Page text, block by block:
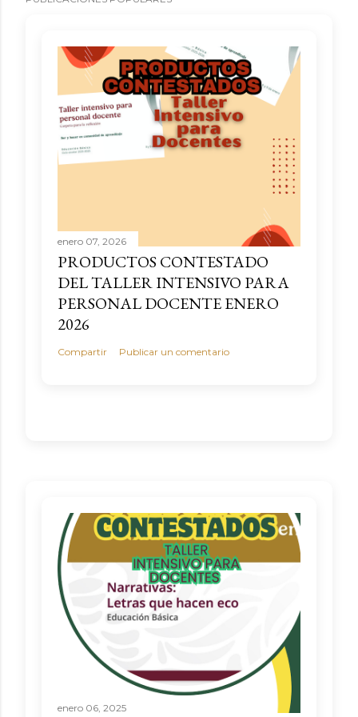
enero 07, 2026
PRODUCTOS CONTESTADO
DEL TALLER INTENSIVO PARA
PERSONAL DOCENTE ENERO
2026
Compartir Publicar un comentario
enero 06, 2025